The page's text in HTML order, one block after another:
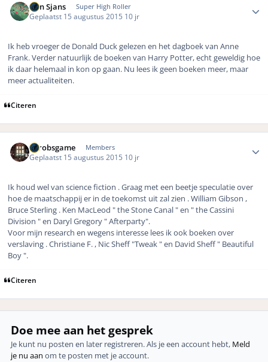
Bon Sjans Super High Roller
Geplaatst 15 augustus 2015 10 jr
Ik heb vroeger de Donald Duck gelezen en het dagboek van Anne
Frank. Verder natuurlijk de boeken van Harry Potter, echt geweldig hoe
ik daar helemaal in kon op gaan. Nu lees ik geen boeken meer, maar
meer actualiteiten.
Citeren
eurobsgame Members
Geplaatst 15 augustus 2015 10 jr
Ik houd wel van science fiction . Graag met een beetje speculatie over
hoe de maatschappij er in de toekomst uit zal zien . William Gibson ,
Bruce Sterling . Ken MacLeod " the Stone Canal " en " the Cassini
Division " en Daryl Gregory " Afterparty".
Voor mijn research en wegens interesse lees ik ook boeken over
verslaving . Christiane F. , Nic Sheff "Tweak " en David Sheff " Beautiful
Boy ".
Citeren
Doe mee aan het gesprek
Je kunt nu posten en later registreren. Als je een account hebt, Meld
je nu aan om te posten met je account.